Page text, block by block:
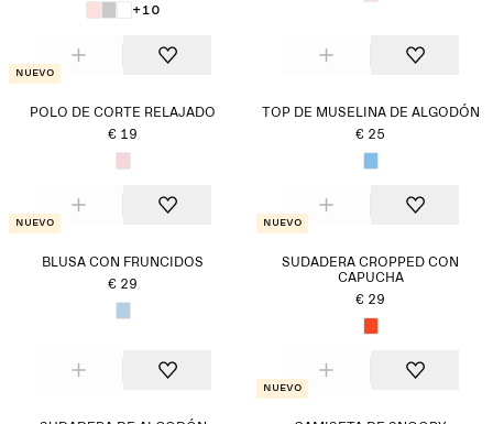
+10
Nuevo
POLO DE CORTE RELAJADO
€ 19
TOP DE MUSELINA DE ALGODÓN
€ 25
Nuevo
BLUSA CON FRUNCIDOS
€ 29
Nuevo
SUDADERA CROPPED CON
CAPUCHA
€ 29
Nuevo